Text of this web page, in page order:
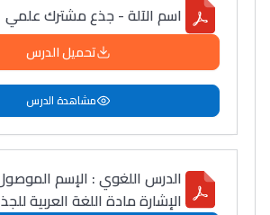
اسم الآلة - جذع مشترك علمي
تحميل الدرس
مشاهدة الدرس
الدرس اللغوي : الإسم
الإشارة مادة اللغة العربية